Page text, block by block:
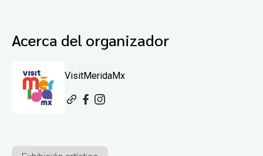
Acerca del organizador
VisitMeridaMx